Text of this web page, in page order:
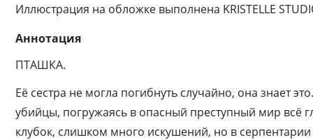
Иллюстрация на обложке выполнена KRISTELLE
Аннотация
ПТАШКА.
Её сестра не могла погибнуть случайно, она знает
убийцы, погружаясь в опасный преступный мир всё
клубок, слишком много искушений, но в